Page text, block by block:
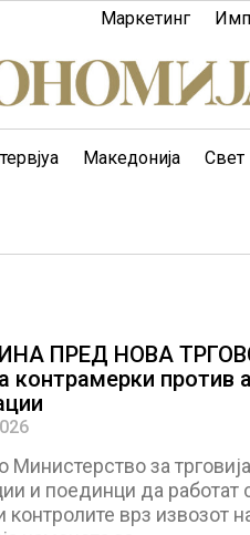
Маркетинг
Македонија Свет
ПРЕД НОВА
контрамерки против
Министерство за
и поединци да
контролите врз извозот